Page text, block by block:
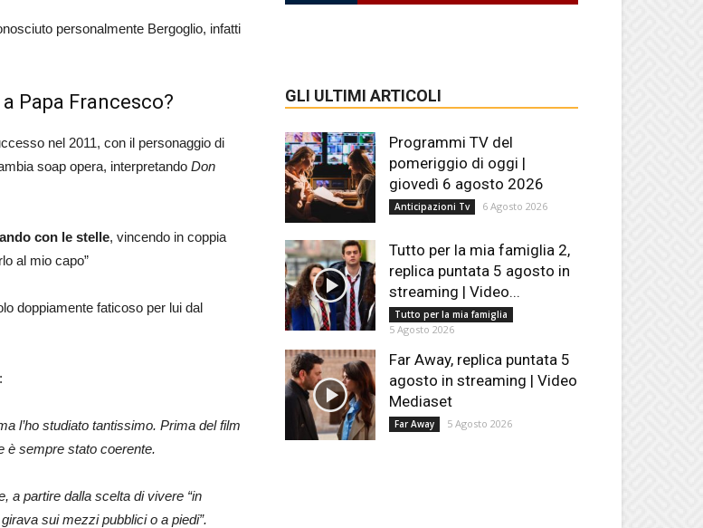
personalmente Bergoglio, infatti
Papa Francesco?
nel 2011, con il personaggio di
soap opera, interpretando Don
con le stelle, vincendo in coppia
al mio capo”
doppiamente faticoso per lui dal
l’ho studiato tantissimo. Prima del film
è sempre stato coerente.
a partire dalla scelta di vivere “in
sui mezzi pubblici o a piedi”.
GLI ULTIMI ARTICOLI
Programmi TV del
pomeriggio di oggi |
giovedì 6 agosto 2026
Anticipazioni Tv 6 Agosto 2026
Tutto per la mia famiglia 2,
replica puntata 5 agosto in
streaming | Video...
Tutto per la mia famiglia
5 Agosto 2026
Far Away, replica puntata 5
agosto in streaming | Video
Mediaset
Far Away 5 Agosto 2026